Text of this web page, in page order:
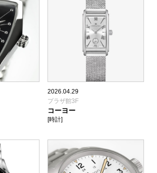
2026.04.29
プラザ館3F
コーヨー
[時計]